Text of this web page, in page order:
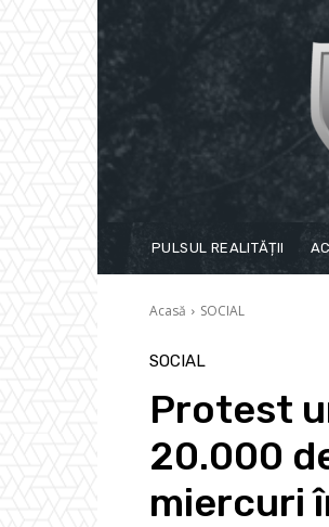
PULSUL REALITĂȚII
Acasă SOCIAL
SOCIAL
Protest
20.000
miercuri